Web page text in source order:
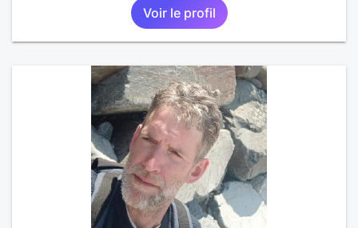
Voir le profil